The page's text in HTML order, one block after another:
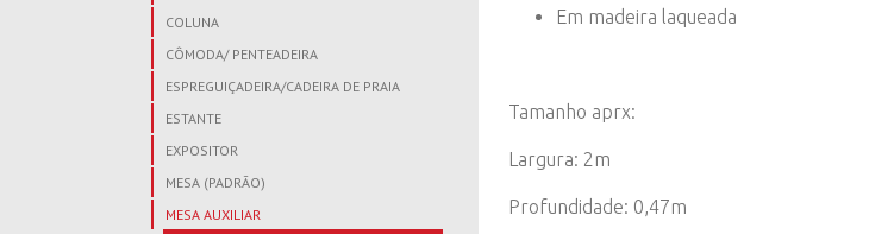
COLUNA
CÔMODA/ PENTEADEIRA
ESPREGUIÇADEIRA/CADEIRA DE PRAIA
ESTANTE
EXPOSITOR
MESA (PADRÃO)
MESA AUXILIAR
Em madeira laqueada
Tamanho aprx:
Largura: 2m
Profundidade: 0,47m